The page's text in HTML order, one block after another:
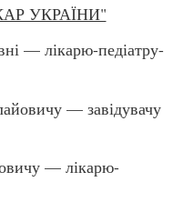
УКРАЇНИ"
— лікарю-педіатру-
— завідувачу
— лікарю-